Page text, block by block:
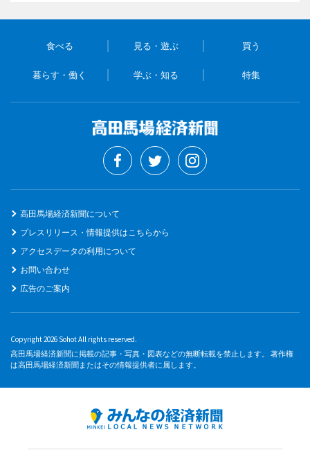
食べる 見る・遊ぶ 買う
暮らす・働く 学ぶ・知る 特集
高田馬場経済新聞について
プレスリリース・情報提供はこちらから
アクセスデータの利用について
お問い合わせ
広告のご案内
Copyright 2026 Sohot All rights reserved.
高田馬場経済新聞に掲載の記事・写真・図表などの無断転載を禁止します。 著作権
は高田馬場経済新聞またはその情報提供者に属します。